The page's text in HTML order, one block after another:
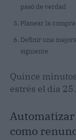
pasó de verdad
Planear la
Definir una
siguiente
Quince
estrés el día 25.
como